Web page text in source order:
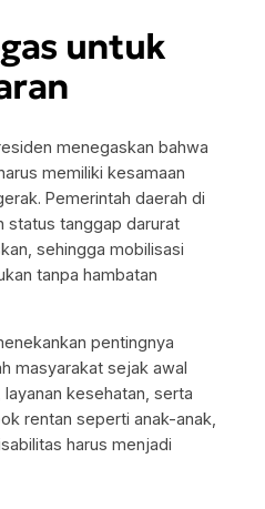
untuk
menegaskan bahwa
memiliki kesamaan
Pemerintah daerah di
status tanggap darurat
sehingga mobilisasi
tanpa hambatan
pentingnya
masyarakat sejak awal
kesehatan, serta
rentan seperti anak-anak,
harus menjadi